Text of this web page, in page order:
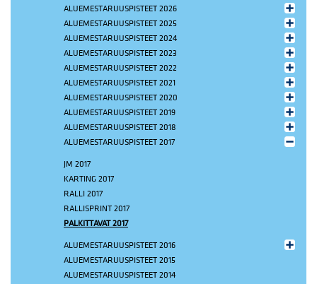
ALUEMESTARUUSPISTEET 2026
ALUEMESTARUUSPISTEET 2025
ALUEMESTARUUSPISTEET 2024
ALUEMESTARUUSPISTEET 2023
ALUEMESTARUUSPISTEET 2022
ALUEMESTARUUSPISTEET 2021
ALUEMESTARUUSPISTEET 2020
ALUEMESTARUUSPISTEET 2019
ALUEMESTARUUSPISTEET 2018
ALUEMESTARUUSPISTEET 2017
JM 2017
KARTING 2017
RALLI 2017
RALLISPRINT 2017
PALKITTAVAT 2017
ALUEMESTARUUSPISTEET 2016
ALUEMESTARUUSPISTEET 2015
ALUEMESTARUUSPISTEET 2014